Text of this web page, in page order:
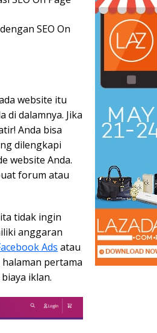
SEO On
website itu
di dalamnya. Jika
Anda bisa
dilengkapi
website Anda.
forum atau
tidak ingin
anggaran
Ads atau
pertama
iklan.